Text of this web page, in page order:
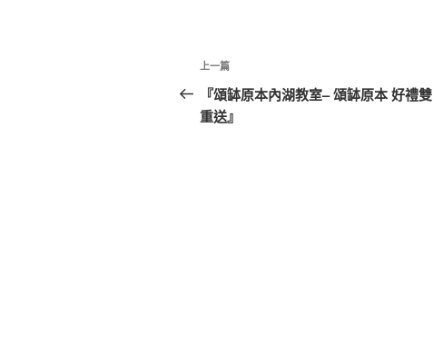
文
章
導
上
一
篇
上一篇
『頌缽原本內湖教室– 頌缽原本 好禮雙
重送』